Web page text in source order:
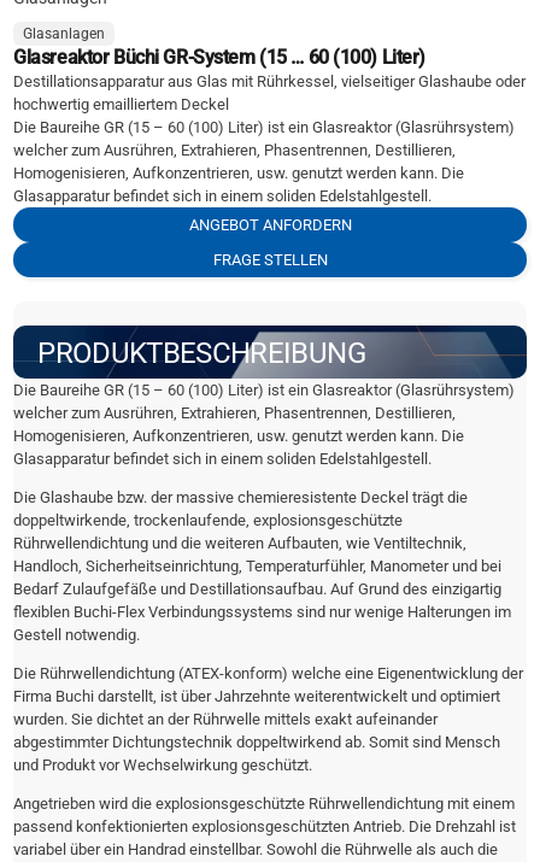
Glasanlagen
Glasreaktor Büchi GR-System (15 … 60 (100) Liter)
Destillationsapparatur aus Glas mit Rührkessel, vielseitiger Glashaube oder
hochwertig emailliertem Deckel
Die Baureihe GR (15 – 60 (100) Liter) ist ein Glasreaktor (Glasrührsystem)
welcher zum Ausrühren, Extrahieren, Phasentrennen, Destillieren,
Homogenisieren, Aufkonzentrieren, usw. genutzt werden kann. Die
Glasapparatur befindet sich in einem soliden Edelstahlgestell.
ANGEBOT ANFORDERN
FRAGE STELLEN
PRODUKTBESCHREIBUNG
Die Baureihe GR (15 – 60 (100) Liter) ist ein Glasreaktor (Glasrührsystem)
welcher zum Ausrühren, Extrahieren, Phasentrennen, Destillieren,
Homogenisieren, Aufkonzentrieren, usw. genutzt werden kann. Die
Glasapparatur befindet sich in einem soliden Edelstahlgestell.
Die Glashaube bzw. der massive chemieresistente Deckel trägt die
doppeltwirkende, trockenlaufende, explosionsgeschützte
Rührwellendichtung und die weiteren Aufbauten, wie Ventiltechnik,
Handloch, Sicherheitseinrichtung, Temperaturfühler, Manometer und bei
Bedarf Zulaufgefäße und Destillationsaufbau. Auf Grund des einzigartig
flexiblen Buchi-Flex Verbindungssystems sind nur wenige Halterungen im
Gestell notwendig.
Die Rührwellendichtung (ATEX-konform) welche eine Eigenentwicklung der
Firma Buchi darstellt, ist über Jahrzehnte weiterentwickelt und optimiert
wurden. Sie dichtet an der Rührwelle mittels exakt aufeinander
abgestimmter Dichtungstechnik doppeltwirkend ab. Somit sind Mensch
und Produkt vor Wechselwirkung geschützt.
Angetrieben wird die explosionsgeschützte Rührwellendichtung mit einem
passend konfektionierten explosionsgeschützten Antrieb. Die Drehzahl ist
variabel über ein Handrad einstellbar. Sowohl die Rührwelle als auch die